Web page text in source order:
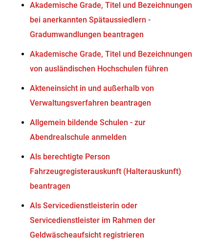
Akademische Grade, Titel und Bezeichnungen
bei anerkannten Spätaussiedlern -
Gradumwandlungen beantragen
Akademische Grade, Titel und Bezeichnungen
von ausländischen Hochschulen führen
Akteneinsicht in und außerhalb von
Verwaltungsverfahren beantragen
Allgemein bildende Schulen - zur
Abendrealschule anmelden
Als berechtigte Person
Fahrzeugregisterauskunft (Halterauskunft)
beantragen
Als Servicedienstleisterin oder
Servicedienstleister im Rahmen der
Geldwäscheaufsicht registrieren